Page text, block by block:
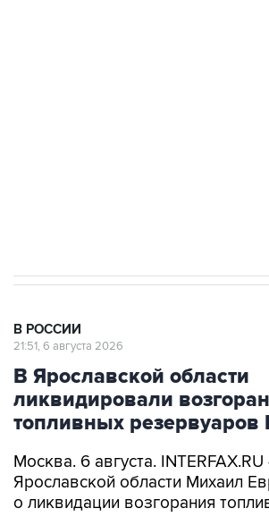
В РОССИИ
21:51, 6 августа 2026
В Ярославской области
ликвидировали
топливных
Москва. 6 августа.
Ярославской области Михаил
о ликвидации возгорания